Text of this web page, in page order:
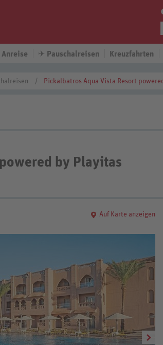
Anreise ✈ Pauschalreisen Kreuzfahrten
Pickalbatros Aqua Vista Resort
by Playitas
Auf Karte anzeigen